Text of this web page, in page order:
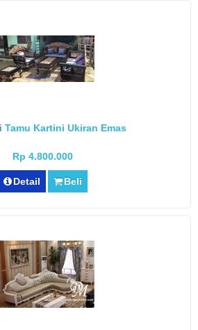
Tamu Kartini Ukiran Emas
Rp 4.800.000
Detail Beli